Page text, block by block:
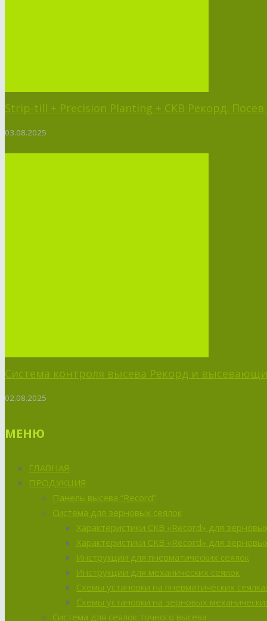
Strip-till + Precision Planting + СКВ Рекорд.
03.08.2025
Система контроля высева Рекорд и
02.08.2025
МЕНЮ
ГЛАВНАЯ
ПРОДУКЦИЯ
Панель высева “Record”
Система для зерновых сеялок
Характеристики СКВ «Record» для
Характеристики СКВ «Record» для
Инструкции для пневматических сеялок
Инструкции для механических сеялок
Схемы установки на пневматических
Схемы установки на зерновых
Система для сеялок точного высева